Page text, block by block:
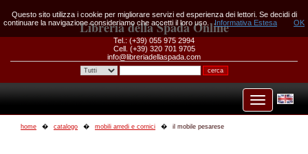
Libreria della Spada Online
Tel.: (+39) 055 975 2994
Cell. (+39) 320 701 9705
info@libreriadellaspada.com
home catalogo mobili arredi e cornici il mobile pesarese
Questo sito utilizza i cookie per migliorare servizi ed esperienza dei lettori. Se decidi di
continuare la navigazione consideriamo che accetti il loro uso.
Informativa Estesa OK